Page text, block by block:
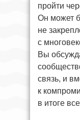
пройти
Он может
не
с
Вы
связь, и
к
в итоге